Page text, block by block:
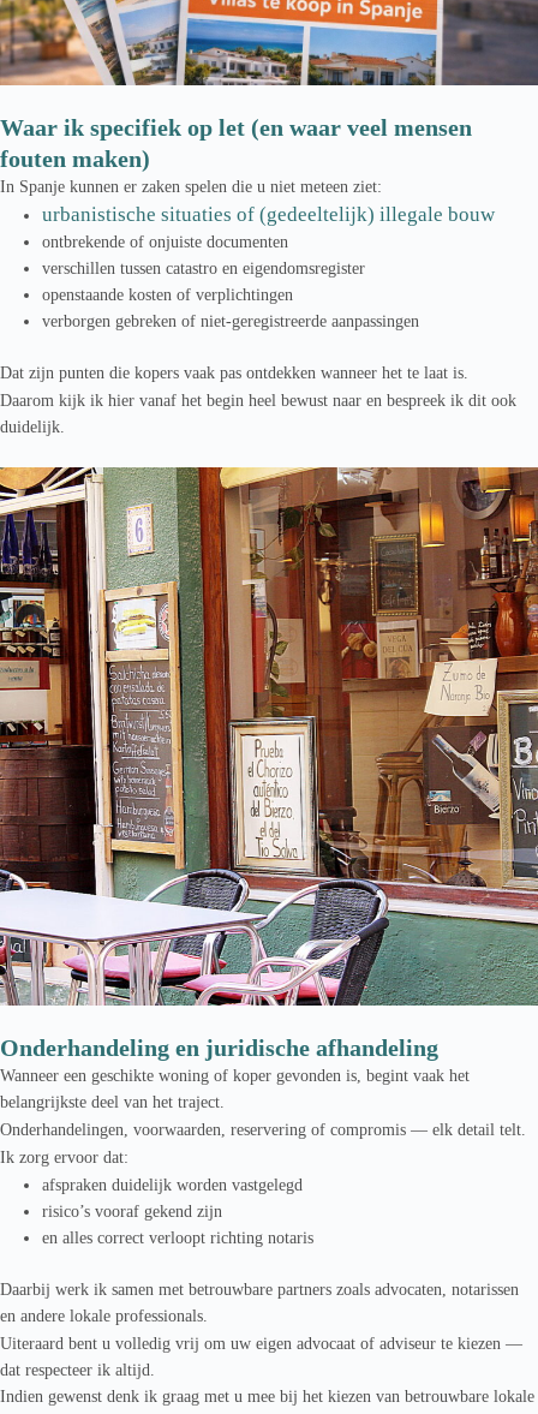
Waar ik specifiek op let (en waar veel mensen
fouten maken)
In Spanje kunnen er zaken spelen die u niet meteen ziet:
urbanistische situaties of (gedeeltelijk) illegale bouw
ontbrekende of onjuiste documenten
verschillen tussen catastro en eigendomsregister
openstaande kosten of verplichtingen
verborgen gebreken of niet-geregistreerde aanpassingen
Dat zijn punten die kopers vaak pas ontdekken wanneer het te laat is.
Daarom kijk ik hier vanaf het begin heel bewust naar en bespreek ik dit ook
duidelijk.
Onderhandeling en juridische afhandeling
Wanneer een geschikte woning of koper gevonden is, begint vaak het
belangrijkste deel van het traject.
Onderhandelingen, voorwaarden, reservering of compromis — elk detail telt.
Ik zorg ervoor dat:
afspraken duidelijk worden vastgelegd
risico’s vooraf gekend zijn
en alles correct verloopt richting notaris
Daarbij werk ik samen met betrouwbare partners zoals advocaten, notarissen
en andere lokale professionals.
Uiteraard bent u volledig vrij om uw eigen advocaat of adviseur te kiezen —
dat respecteer ik altijd.
Indien gewenst denk ik graag met u mee bij het kiezen van betrouwbare lokale